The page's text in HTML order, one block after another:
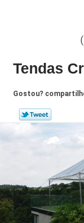
Tendas
Gostou?